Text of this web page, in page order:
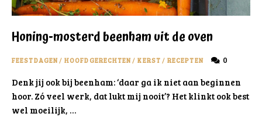
Honing-mosterd beenham uit de oven
FEESTDAGEN/ HOOFDGERECHTEN/ KERST / RECEPTEN 0
Denk jij ook bij beenham: ‘daar ga ik niet aan beginnen
hoor. Zó veel werk, dat lukt mij nooit’? Het klinkt ook best
wel moeilijk, …